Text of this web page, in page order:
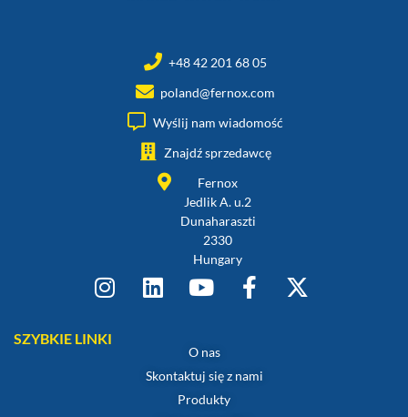
+48 42 201 68 05
poland@fernox.com
Wyślij nam wiadomość
Znajdź sprzedawcę
Fernox
Jedlik A. u.2
Dunaharaszti
2330
Hungary
SZYBKIE LINKI
O nas
Skontaktuj się z nami
Produkty